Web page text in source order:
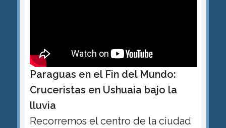
Paraguas en el Fin del Mundo:
Cruceristas en Ushuaia bajo la
lluvia
Recorremos el centro de la ciudad